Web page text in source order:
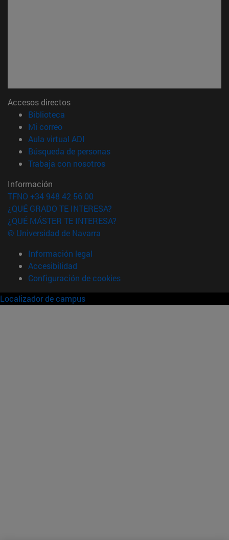
Accesos directos
Biblioteca
Mi correo(abre en nueva ventana)
Aula virtual ADI
Búsqueda de personas(abre en nueva ventana)
Trabaja con nosotros(abre en nueva ventana)
Información
TFNO +34 948 42 56 00
¿QUÉ GRADO TE INTERESA?
¿QUÉ MÁSTER TE INTERESA?
© Universidad de Navarra
Información legal
Accesibilidad
Configuración de cookies
Localizador de campus